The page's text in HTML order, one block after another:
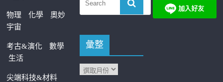
物理 化學
奧妙
宇宙
考古&演化
數學
生活
尖端科技&材料
彙整